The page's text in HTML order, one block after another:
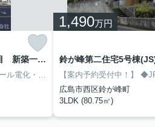
広島市佐伯区八幡東４丁目 新築一戸建て
コキュートの省エネ住宅
◆省
1,490万円
鈴が峰第二住宅5号棟
【案内予約受付中！】
◆JR新井口
広島市西区鈴が峰町
3LDK (80.75㎡)